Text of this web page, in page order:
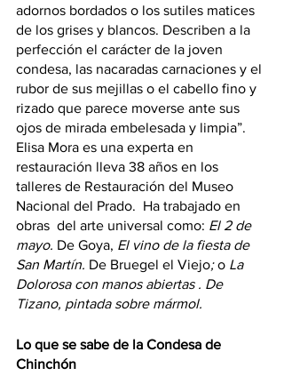
adornos bordados o los sutiles matices
de los grises y blancos. Describen a la
perfección el carácter de la joven
condesa, las nacaradas carnaciones y el
rubor de sus mejillas o el cabello fino y
rizado que parece moverse ante sus
ojos de mirada embelesada y limpia”.
Elisa Mora es una experta en
restauración lleva 38 años en los
talleres de Restauración del Museo
Nacional del Prado.  Ha trabajado en
obras  del arte universal como: El 2 de
mayo. De Goya, El vino de la fiesta de
San Martín. De Bruegel el Viejo; o La
Dolorosa con manos abiertas . De
Tizano, pintada sobre mármol.
Lo que se sabe de la Condesa de
Chinchón